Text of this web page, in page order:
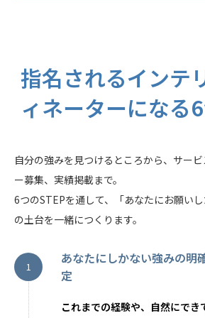
指名されるインテ
ィネーターになる
自分の強みを見つけるところから、サー
ー募集、実績掲載まで。
6つのSTEPを通して、「あなたにお願い
の土台を一緒につくります。
あなたにしかない強みの明
定
これまでの経験や、自然にでき